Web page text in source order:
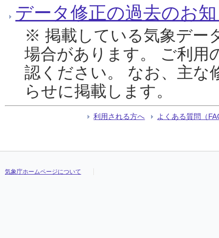
データ修正の過去のお
※ 掲載している気象デー
場合があります。 ご利用
認ください。 なお、主な
らせに掲載します。
利用される方へ よくある質問（
気象庁ホームページについて